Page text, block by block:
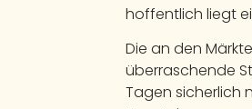
hoffentlich liegt
Die an den
überraschende
Tagen sicherlich